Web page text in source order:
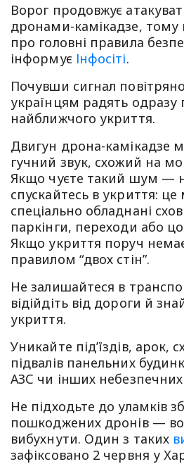
Ворог продовжує
дронами-камікадзе, тому
про головні правила
інформує Інфосіті.
Почувши сигнал
українцям радять
найближчого укриття.
Двигун дрона-камікадзе
гучний звук, схожий на
Якщо чуєте такий шум —
спускайтесь в укриття:
спеціально обладнані
паркінги, переходи або
Якщо укриття поруч
правилом “двох стін”.
Не залишайтеся в
відійдіть від дороги й
укриття.
Уникайте під’їздів, арок,
підвалів панельних
АЗС чи інших небезпечних
Не підходьте до уламків
пошкоджених дронів —
вибухнути. Один з таких
зафіксовано 2 червня у